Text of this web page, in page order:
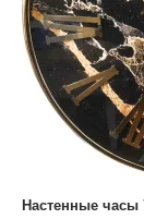
Настенные часы